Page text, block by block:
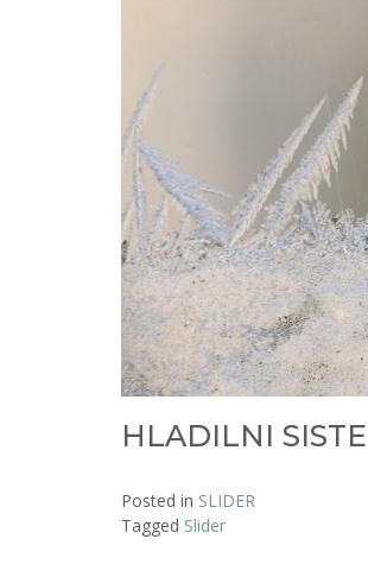
HLADILNI
Posted in SLIDER
Tagged Slider